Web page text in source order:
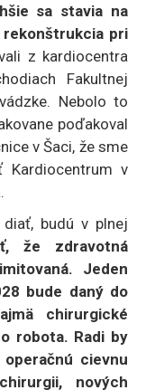
sa stavia na
pri
z kardiocentra
Fakultnej
Nebolo to
poďakoval
v Šaci, že sme
v
budú v plnej
že zdravotná
Jeden
bude daný do
chirurgické
robota. Radi by
cievnu
nových